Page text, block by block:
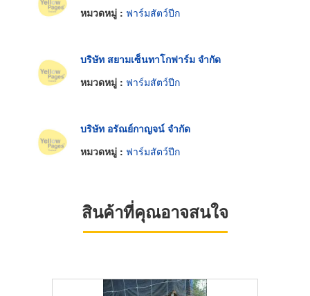
หมวดหมู่ : ฟาร์มสัตว์ปีก
บริษัท สยามเซ็นทาโกฟาร์ม จำกัด
หมวดหมู่ : ฟาร์มสัตว์ปีก
บริษัท อรัณย์กาญจน์ จำกัด
หมวดหมู่ : ฟาร์มสัตว์ปีก
สินค้าที่คุณอาจสนใจ